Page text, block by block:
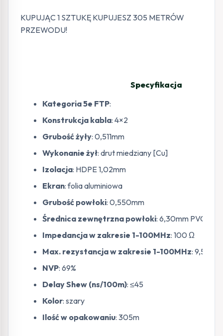
KUPUJĄC 1 SZTUKĘ KUPUJESZ 305 METRÓW
PRZEWODU!
Specyfikacja
Kategoria 5e FTP:
Konstrukcja kabla: 4×2
Grubość żyły: 0,511mm
Wykonanie żył: drut miedziany [Cu]
Izolacja: HDPE 1,02mm
Ekran: folia aluminiowa
Grubość powłoki: 0,550mm
Średnica zewnętrzna powłoki: 6,30mm PVC
Impedancja w zakresie 1-100MHz: 100 Ω
Max. rezystancja w zakresie 1-100MHz: 9,5 (Ω/
NVP: 69%
Delay Shew (ns/100m): ≤45
Kolor: szary
Ilość w opakowaniu: 305m